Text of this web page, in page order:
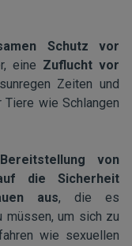
Schutz vor
eine Zuflucht vor
Zeiten und
wie Schlangen
von
die Sicherheit
aus, die es
müssen, um sich zu
wie sexuellen